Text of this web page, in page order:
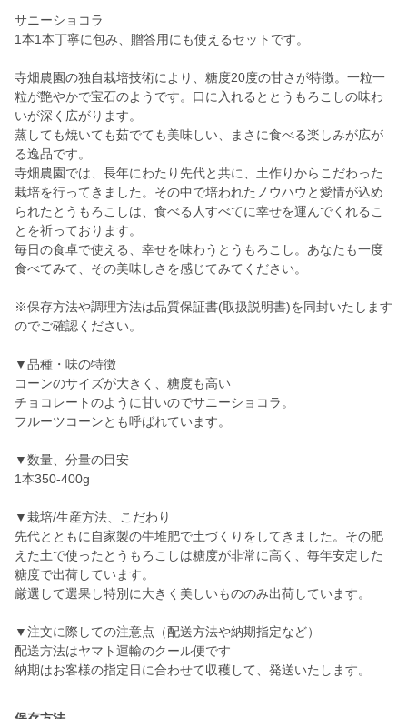
サニーショコラ
1本1本丁寧に包み、贈答用にも使えるセットです。
寺畑農園の独自栽培技術により、糖度20度の甘さが特徴。一粒一
粒が艶やかで宝石のようです。口に入れるととうもろこしの味わ
いが深く広がります。
蒸しても焼いても茹でても美味しい、まさに食べる楽しみが広が
る逸品です。
寺畑農園では、長年にわたり先代と共に、土作りからこだわった
栽培を行ってきました。その中で培われたノウハウと愛情が込め
られたとうもろこしは、食べる人すべてに幸せを運んでくれるこ
とを祈っております。
毎日の食卓で使える、幸せを味わうとうもろこし。あなたも一度
食べてみて、その美味しさを感じてみてください。
※保存方法や調理方法は品質保証書(取扱説明書)を同封いたします
のでご確認ください。
▼品種・味の特徴
コーンのサイズが大きく、糖度も高い
チョコレートのように甘いのでサニーショコラ。
フルーツコーンとも呼ばれています。
▼数量、分量の目安
1本350-400g
▼栽培/生産方法、こだわり
先代とともに自家製の牛堆肥で土づくりをしてきました。その肥
えた土で使ったとうもろこしは糖度が非常に高く、毎年安定した
糖度で出荷しています。
厳選して選果し特別に大きく美しいもののみ出荷しています。
▼注文に際しての注意点（配送方法や納期指定など）
配送方法はヤマト運輸のクール便です
納期はお客様の指定日に合わせて収穫して、発送いたします。